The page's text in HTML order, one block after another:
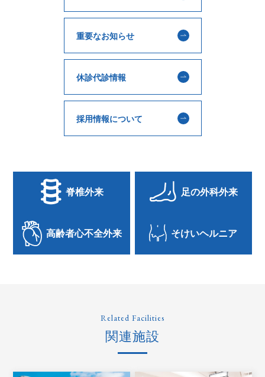
重要なお知らせ
休診代診情報
採用情報について
脊椎外来 足の外科外来
高齢者心不全外来 そけいヘルニア
Related Facilities
関連施設